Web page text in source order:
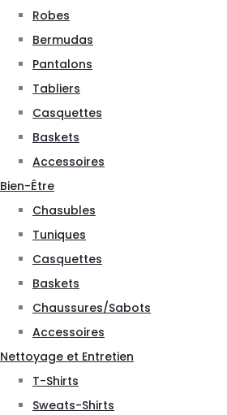
Robes
Bermudas
Pantalons
Tabliers
Casquettes
Baskets
Accessoires
Bien-Être
Chasubles
Tuniques
Casquettes
Baskets
Chaussures/Sabots
Accessoires
Nettoyage et Entretien
T-Shirts
Sweats-Shirts